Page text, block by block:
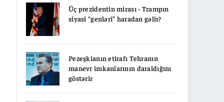
Üç prezidentin mirası - Trampın
siyasi “genləri” haradan gəlir?
Pezeşkianın etirafı Tehranın
manevr imkanlarının daraldığını
göstərir